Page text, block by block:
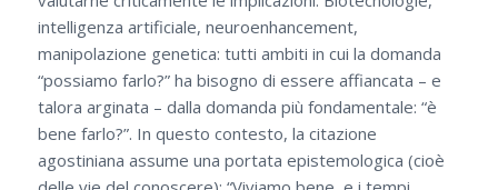
intelligenza artificiale, neuroenhancement,
manipolazione genetica: tutti ambiti in cui la domanda
“possiamo farlo?” ha bisogno di essere affiancata – e
talora arginata – dalla domanda più fondamentale: “è
bene farlo?”. In questo contesto, la citazione
agostiniana assume una portata epistemologica (cioè